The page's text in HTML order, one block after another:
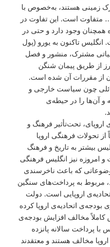
زمینی هستند، به‌خصوص با
و… متفاوت است. این تفاوت در
همچنان وجود دارد و حتی در
تاکنون به یورو (پول
مشترک، منشور و فصل
از طریق پیمان شنگن
از مقررات آن شده است.
چون سیاست خارجی و
و آن‌ها را در حیطه‌ی
تحت‌تأثیر فرهنگ و
از تحولات فرهنگی اروپا
بیشتر به تاریخ و فرهنگ
امروزه نیز انگلیس فرهنگی
که باعث ناخرسندی
مربوط به پرداخت‌های سنگین
اروپایی است. دولت
بودجه‌ی اتحادیه‌ی اروپا کرده
مخالف افزایش بودجه‌ی
با پرداخت سالانه پانزده
اروپا مخالف هستند و معتقدند